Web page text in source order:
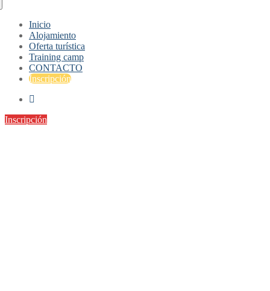
Inicio
Alojamiento
Oferta turística
Training camp
CONTACTO
Inscripción
Inscripción